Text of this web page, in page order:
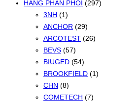
HÃNG PHÂN PHỐI (297)
3NH (1)
ANCHOR (29)
ARCOTEST (26)
BEVS (57)
BIUGED (54)
BROOKFIELD (1)
CHN (8)
COMETECH (7)